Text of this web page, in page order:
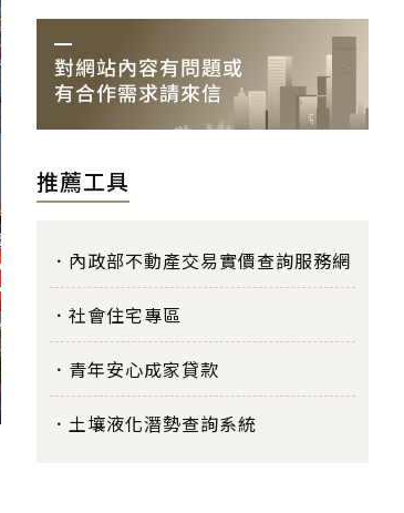
推薦工具
內政部不動產交易實價查詢服務網
社會住宅專區
青年安心成家貸款
土壤液化潛勢查詢系統